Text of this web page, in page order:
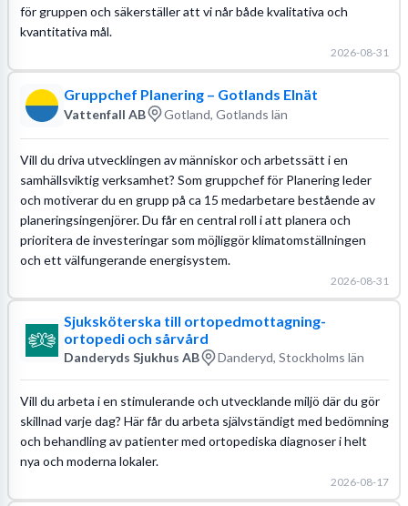
för gruppen och säkerställer att vi når både kvalitativa och
kvantitativa mål.
2026-08-31
Gruppchef Planering – Gotlands Elnät
Vattenfall AB Gotland, Gotlands län
Vill du driva utvecklingen av människor och arbetssätt i en
samhällsviktig verksamhet? Som gruppchef för Planering leder
och motiverar du en grupp på ca 15 medarbetare bestående av
planeringsingenjörer. Du får en central roll i att planera och
prioritera de investeringar som möjliggör klimatomställningen
och ett välfungerande energisystem.
2026-08-31
Sjuksköterska till ortopedmottagning-
ortopedi och sårvård
Danderyds Sjukhus AB Danderyd, Stockholms län
Vill du arbeta i en stimulerande och utvecklande miljö där du gör
skillnad varje dag? Här får du arbeta självständigt med bedömning
och behandling av patienter med ortopediska diagnoser i helt
nya och moderna lokaler.
2026-08-17